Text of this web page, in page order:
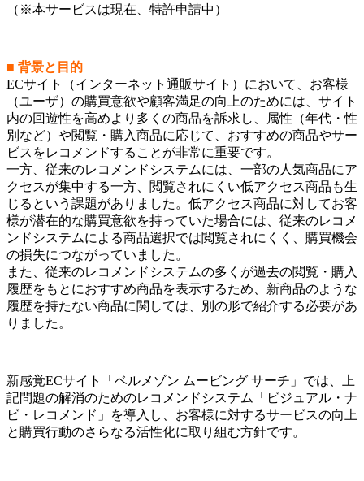
（※本サービスは現在、特許申請中）
■ 背景と目的
ECサイト（インターネット通販サイト）において、お客様
（ユーザ）の購買意欲や顧客満足の向上のためには、サイト
内の回遊性を高めより多くの商品を訴求し、属性（年代・性
別など）や閲覧・購入商品に応じて、おすすめの商品やサー
ビスをレコメンドすることが非常に重要です。
一方、従来のレコメンドシステムには、一部の人気商品にア
クセスが集中する一方、閲覧されにくい低アクセス商品も生
じるという課題がありました。低アクセス商品に対してお客
様が潜在的な購買意欲を持っていた場合には、従来のレコメ
ンドシステムによる商品選択では閲覧されにくく、購買機会
の損失につながっていました。
また、従来のレコメンドシステムの多くが過去の閲覧・購入
履歴をもとにおすすめ商品を表示するため、新商品のような
履歴を持たない商品に関しては、別の形で紹介する必要があ
りました。
新感覚ECサイト「ベルメゾン ムービング サーチ」では、上
記問題の解消のためのレコメンドシステム「ビジュアル・ナ
ビ・レコメンド」を導入し、お客様に対するサービスの向上
と購買行動のさらなる活性化に取り組む方針です。